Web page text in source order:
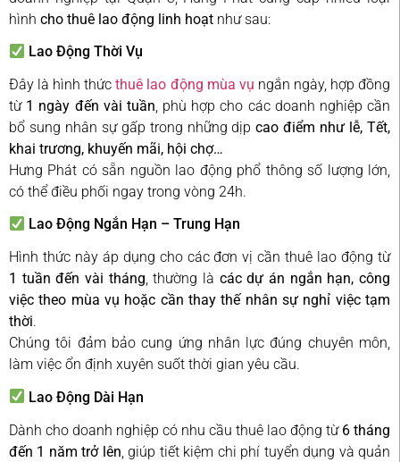
hình cho thuê lao động linh hoạt như sau:
Lao Động Thời Vụ
Đây là hình thứcthuê lao động mùa vụ ngắn ngày, hợp đồng
từ 1 ngày đến vài tuần, phù hợp cho các doanh nghiệp cần
bổ sung nhân sự gấp trong những dịpcao điểm như lễ, Tết,
khai trương, khuyến mãi, hội chợ…
Hưng Phát có sẵn nguồn lao động phổ thông số lượng lớn,
có thể điều phối ngay trong vòng 24h.
Lao Động Ngắn Hạn – Trung Hạn
Hình thức này áp dụng cho các đơn vị cần thuê lao động từ
1 tuần đến vài tháng, thường là các dự án ngắn hạn, công
việc theo mùa vụ hoặc cần thay thế nhân sự nghỉ việc tạm
thời.
Chúng tôi đảm bảo cung ứng nhân lực đúng chuyên môn,
làm việc ổn định xuyên suốt thời gian yêu cầu.
Lao Động Dài Hạn
Dành cho doanh nghiệp có nhu cầu thuê lao động từ 6 tháng
đến 1 năm trở lên, giúp tiết kiệm chi phí tuyển dụng và quản